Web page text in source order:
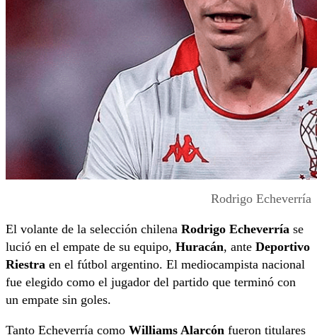
Rodrigo Echeverría
El volante de la selección chilena Rodrigo Echeverría se
lució en el empate de su equipo, Huracán, ante Deportivo
Riestra en el fútbol argentino. El mediocampista nacional
fue elegido como el jugador del partido que terminó con
un empate sin goles.
Tanto Echeverría como Williams Alarcón fueron titulares